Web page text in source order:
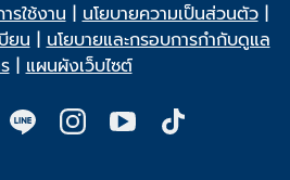
รใช้งาน|นโยบายความเป็นส่วนตัว|
ยน|นโยบายและกรอบการกำกับดูแล
|แผนผังเว็บไซต์